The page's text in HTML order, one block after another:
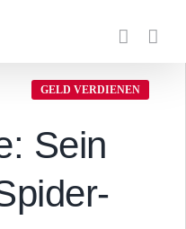
GELD VERDIENEN
Sein